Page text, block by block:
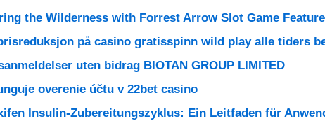
the Wilderness with Forrest Arrow Slot Game
på casino gratisspinn wild play alle tiders
uten bidrag BIOTAN GROUP LIMITED
overenie účtu v 22bet casino
Insulin-Zubereitungszyklus: Ein Leitfaden für